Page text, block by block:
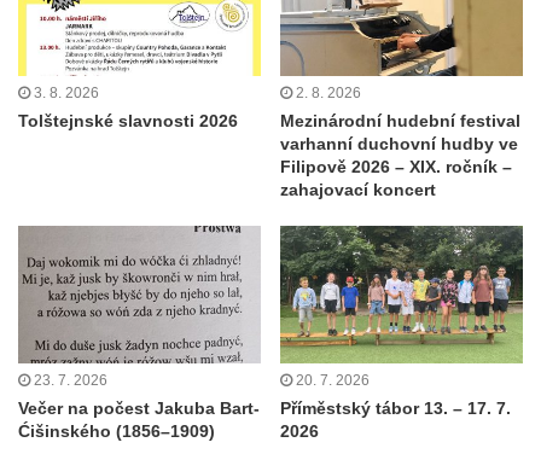
3. 8. 2026
Tolštejnské slavnosti 2026
2. 8. 2026
Mezinárodní hudební festival
varhanní duchovní hudby ve
Filipově 2026 – XIX. ročník –
zahajovací koncert
23. 7. 2026
Večer na počest Jakuba Bart-
Ćišinského (1856–1909)
20. 7. 2026
Příměstský tábor 13. – 17. 7.
2026